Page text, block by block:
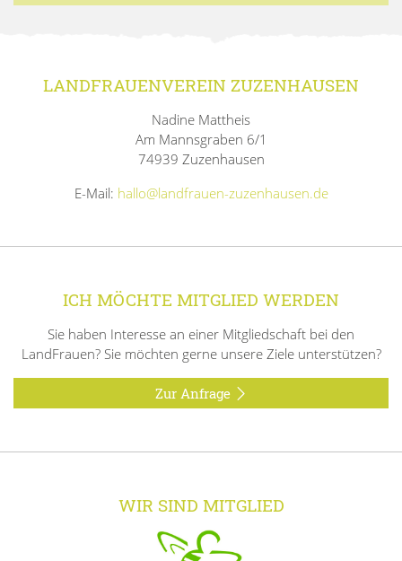
LANDFRAUENVEREIN ZUZENHAUSEN
Nadine Mattheis
Am Mannsgraben 6/1
74939 Zuzenhausen
E-Mail: hallo@landfrauen-zuzenhausen.de
ICH MÖCHTE MITGLIED WERDEN
Sie haben Interesse an einer Mitgliedschaft bei den
LandFrauen? Sie möchten gerne unsere Ziele unterstützen?
Zur Anfrage
WIR SIND MITGLIED